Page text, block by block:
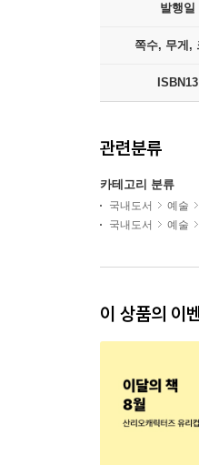
발행일
쪽수, 무게,
ISBN13
관련분류
카테고리 분류
국내도서 예술
국내도서
예술
이 상품의 이